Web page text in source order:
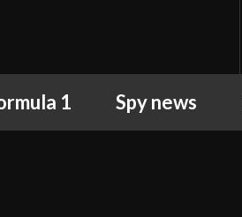
1 Spy news